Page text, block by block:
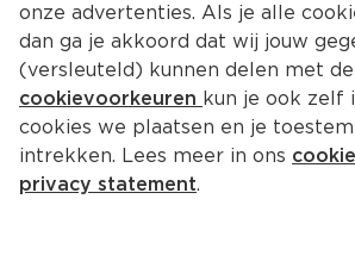
onze advertenties. Als je alle
dan ga je akkoord dat wij jouw
(versleuteld) kunnen delen met
cookievoorkeuren kun je ook zelf
cookies we plaatsen en je
intrekken. Lees meer in ons
privacy statement.